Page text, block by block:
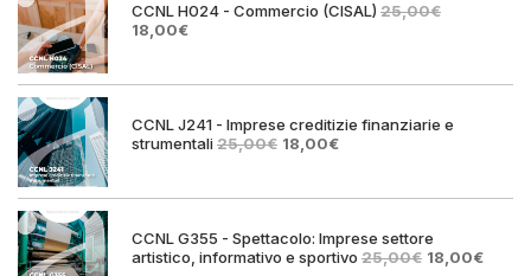
CCNL H024 - Commercio (CISAL) 25,00€
Il
era:
18,00€Il
è:
CCNL J241 - Imprese creditizie finanziarie e
strumentali25,00€ Il
era:
18,00€Il
è:
CCNL G355 - Spettacolo: Imprese settore
artistico, informativo e sportivo 25,00€ Il18,00€Il